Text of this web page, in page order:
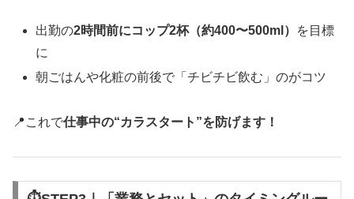
出勤の2時間前にコップ2杯（約400〜500ml）
を目標
に
朝ごはんや化粧の前後で「チビチビ飲む」のがコツ
📍これで仕事中の“カラスタート”を防げます！